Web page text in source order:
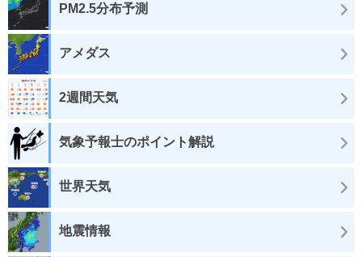
PM2.5分布予測
アメダス
2週間天気
気象予報士のポイント解説
世界天気
地震情報